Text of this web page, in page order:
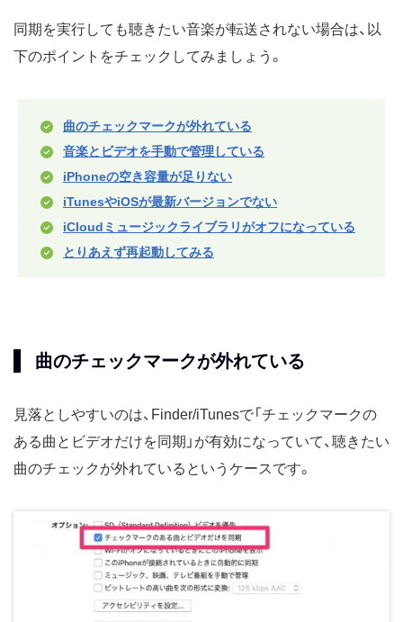
同期を実行しても聴きたい音楽が転送されない場合は、以
下のポイントをチェックしてみましょう。
曲のチェックマークが外れている
音楽とビデオを手動で管理している
iPhoneの空き容量が足りない
iTunesやiOSが最新バージョンでない
iCloudミュージックライブラリがオフになっている
とりあえず再起動してみる
曲のチェックマークが外れている
見落としやすいのは、Finder/iTunesで「チェックマークの
ある曲とビデオだけを同期」が有効になっていて、聴きたい
曲のチェックが外れているというケースです。